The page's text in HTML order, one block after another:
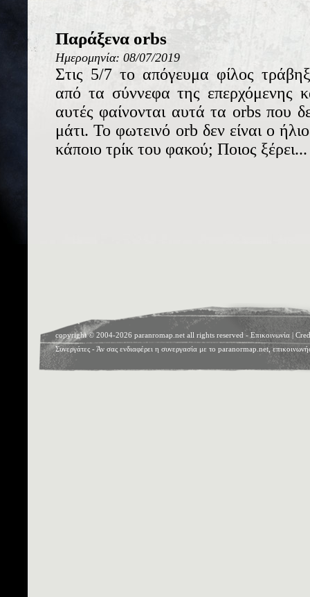
Παράξενα orbs
Ημερομηνία: 08/07/2019
Στις 5/7 το απόγευμα φίλος
από τα σύννεφα της επερχόμενης
αυτές φαίνονται αυτά τα orbs που
μάτι. Το φωτεινό orb δεν είναι ο
κάποιο τρίκ του φακού; Ποιος ξέρει...
copyright © 2004-2026 paranromap.net all rights reserved - Επικοινωνία |
Συνεργάτες - Άν σας ενδιαφέρει η συνεργασία με το paranormap.net,